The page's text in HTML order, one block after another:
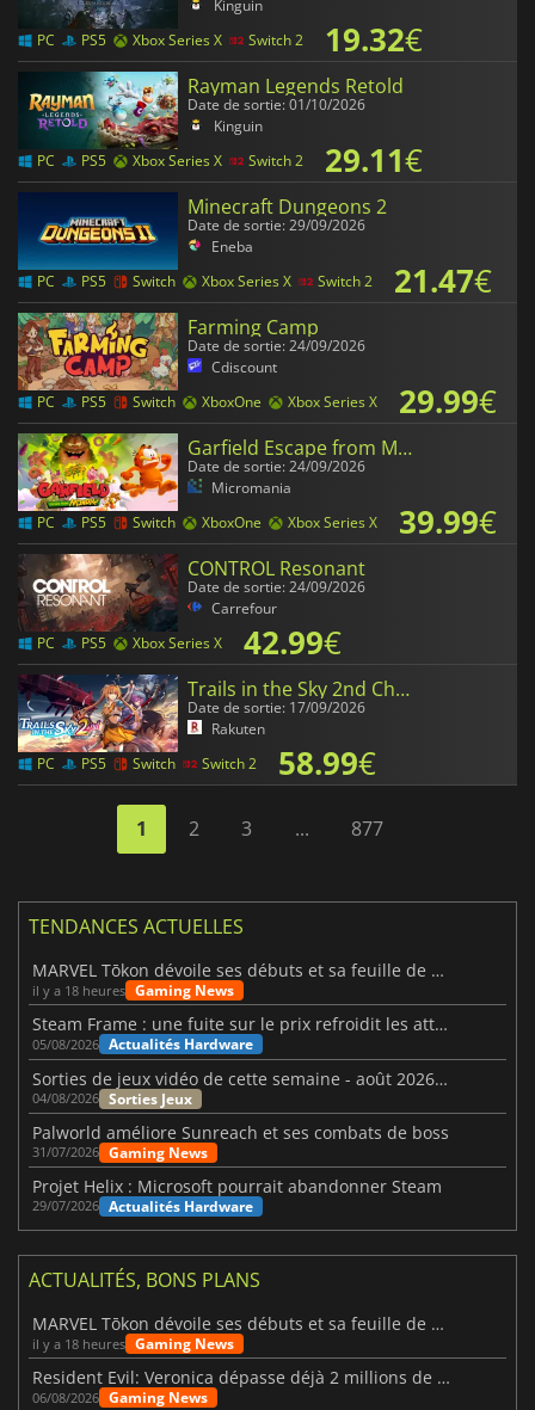
Kinguin
PC
PS5 Xbox Series X Switch 2 19.32€
Rayman Legends Retold
Date de sortie: 01/10/2026
Kinguin
PC
PS5 Xbox Series X Switch 2 29.11€
Minecraft Dungeons 2
Date de sortie: 29/09/2026
Eneba
PC
PS5 Switch Xbox Series X Switch 2 21.47€
Farming Camp
Date de sortie: 24/09/2026
Cdiscount
PC
PS5 Switch XboxOne Xbox Series X 29.99€
Garfield Escape from Monday
Date de sortie: 24/09/2026
Micromania
PC
PS5 Switch XboxOne Xbox Series X 39.99€
CONTROL Resonant
Date de sortie: 24/09/2026
Carrefour
PC
PS5 Xbox Series X 42.99€
Trails in the Sky 2nd Chapter
Date de sortie: 17/09/2026
Rakuten
PC
PS5 Switch Switch 2 58.99€
1 2 3 ... 877
TENDANCES ACTUELLES
MARVEL Tōkon dévoile ses débuts et sa feuille de route
il y a 18 heures Gaming News
Steam Frame : une fuite sur le prix refroidit les attentes VR
05/08/2026 Actualités Hardware
Sorties de jeux vidéo de cette semaine - août 2026 (semaine 32)
04/08/2026 Sorties Jeux
Palworld améliore Sunreach et ses combats de boss
31/07/2026 Gaming News
Projet Helix : Microsoft pourrait abandonner Steam
29/07/2026 Actualités Hardware
ACTUALITÉS, BONS PLANS
MARVEL Tōkon dévoile ses débuts et sa feuille de route
il y a 18 heures Gaming News
Resident Evil: Veronica dépasse déjà 2 millions de wishlists
06/08/2026 Gaming News